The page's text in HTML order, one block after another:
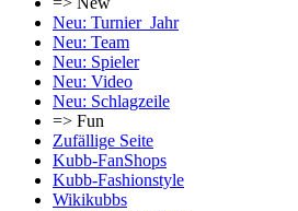
Neu: Turnier_Jahr
Neu: Team
Neu: Spieler
Neu: Video
Neu: Schlagzeile
=> Fun
Zufällige Seite
Kubb-FanShops
Kubb-Fashionstyle
Wikikubbs